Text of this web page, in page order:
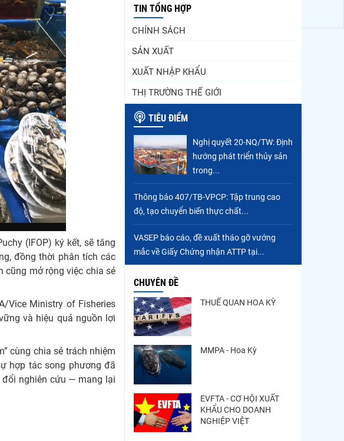
(IFOP) ký kết, sẽ tăng
đồng thời phân tích các
cũng mở rộng việc chia sẻ
Vice Ministry of Fisheries
và hiệu quả nguồn lợi
cùng chia sẻ trách nhiệm
hợp tác song phương đã
nghiên cứu — mang lại
Thuế Mục 301 và bài toán
Cổ phần Thương mại Sim
Ba gia nhập...
tăng
Nhập khẩu tôm của Mỹ
phục hồi trong tháng
5/2026
Trung Quốc tăng mạnh
nhập khẩu mực, trong khi
nguồn cung...
Điểm tin thủy sản thế giới
ngày 3/8/2026
TIN TỔNG HỢP
CHÍNH SÁCH
SẢN XUẤT
XUẤT NHẬP KHẨU
THỊ TRƯỜNG THẾ GIỚI
TIÊU ĐIỂM
Nghị quyết 20-NQ/TW: Định
hướng phát triển thủy sản
trong...
Thông báo 407/TB-VPCP: Tập trung cao
độ, tạo chuyển biến thực chất...
VASEP báo cáo, đề xuất tháo gỡ vướng
mắc về Giấy Chứng nhận ATTP tại...
CHUYÊN ĐỀ
THUẾ QUAN HOA KỲ
MMPA - Hoa Kỳ
EVFTA - CƠ HỘI XUẤT
KHẨU CHO DOANH
NGHIỆP VIỆT